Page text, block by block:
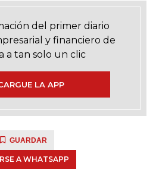
del primer diario
y financiero de
a tan solo un clic
LA APP
GUARDAR
A WHATSAPP